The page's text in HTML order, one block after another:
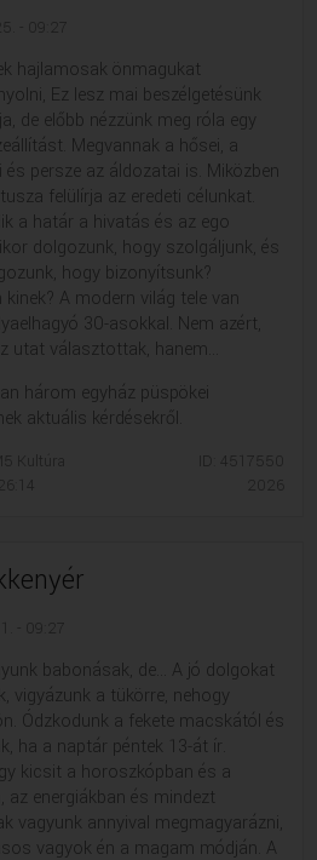
- 09:27
hajlamosak önmagukat
Ez lesz mai beszélgetésünk
de előbb nézzünk meg róla egy
Megvannak a hősei, a
és persze az áldozatai is. Miközben
felülírja az eredeti célunkat.
a határ a hivatás és az ego
dolgozunk, hogy szolgáljunk, és
hogy bizonyítsunk?
kinek? A modern világ tele van
30-asokkal. Nem azért,
utat választottak, hanem...
három egyház püspökei
aktuális kérdésekről.
Kultúra
ID: 4517550
- 09:27
babonásak, de... A jó dolgokat
vigyázunk a tükörre, nehogy
Ódzkodunk a fekete macskától és
ha a naptár péntek 13-át ír.
kicsit a horoszkópban és a
az energiákban és mindezt
vagyunk annyival megmagyarázni,
vagyok én a magam módján. A